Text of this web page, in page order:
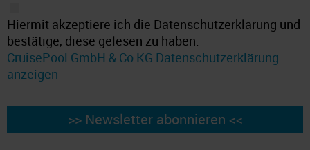
Hiermit akzeptiere ich die Datenschutzerklärung und
bestätige, diese gelesen zu haben.
CruisePool GmbH & Co KG Datenschutzerklärung
anzeigen